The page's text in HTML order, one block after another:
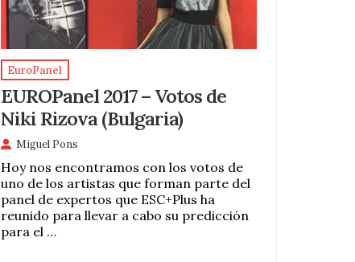
EuroPanel
EUROPanel 2017 – Votos de
Niki Rizova (Bulgaria)
Miguel Pons
Hoy nos encontramos con los votos de
uno de los artistas que forman parte del
panel de expertos que ESC+Plus ha
reunido para llevar a cabo su predicción
para el …